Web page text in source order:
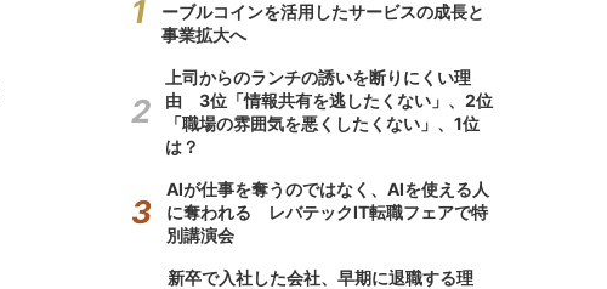
ーブルコインを活用したサービスの成長と
事業拡大へ
上司からのランチの誘いを断りにくい理
由 3位「情報共有を逃したくない」、2位
「職場の雰囲気を悪くしたくない」、1位
は？
AIが仕事を奪うのではなく、AIを使える人
に奪われる レバテックIT転職フェアで特
別講演会
新卒で入社した会社、早期に退職する理